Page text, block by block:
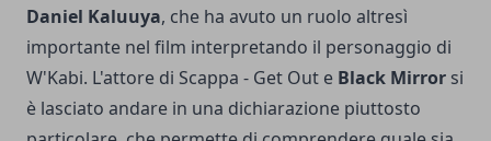
Daniel Kaluuya, che ha avuto un ruolo altresì
importante nel film interpretando il personaggio di
W'Kabi. L'attore di Scappa - Get Out e Black Mirror si
è lasciato andare in una dichiarazione piuttosto